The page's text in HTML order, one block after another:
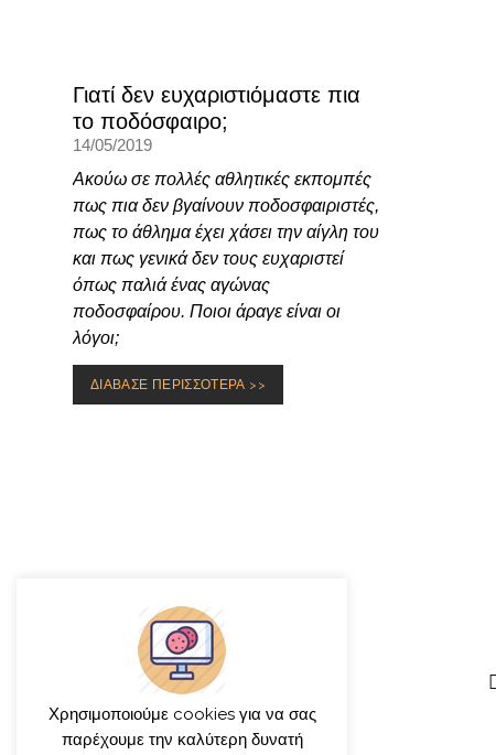
Γιατί δεν ευχαριστιόμαστε πια
το ποδόσφαιρο;
14/05/2019
Ακούω σε πολλές αθλητικές εκπομπές
πως πια δεν βγαίνουν ποδοσφαιριστές,
πως το άθλημα έχει χάσει την αίγλη του
και πως γενικά δεν τους ευχαριστεί
όπως παλιά ένας αγώνας
ποδοσφαίρου. Ποιοι άραγε είναι οι
λόγοι;
ΔΙΑΒΑΣΕ ΠΕΡΙΣΣΟΤΕΡΑ >>
Χρησιμοποιούμε cookies για να σας
παρέχουμε την καλύτερη δυνατή